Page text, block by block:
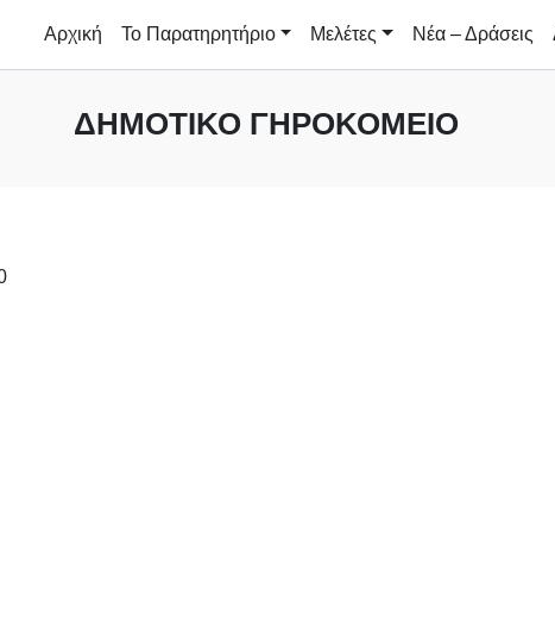
Αρχική Το Παρατηρητήριο Μελέτες Νέα – Δράσεις
ΔΗΜΟΤΙΚΌ ΓΗΡΟΚΟΜΕΊΟ